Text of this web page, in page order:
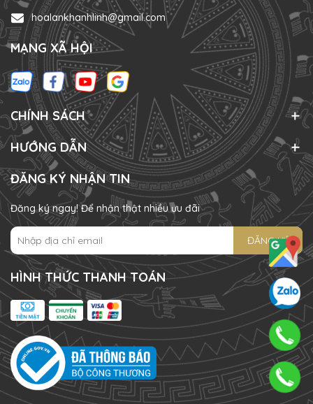
hoalankhanhlinh@gmail.com
MẠNG XÃ HỘI
CHÍNH SÁCH
HƯỚNG DẪN
ĐĂNG KÝ NHẬN TIN
Đăng ký ngay! Để nhận thật nhiều ưu đãi
ĐĂNG KÝ
HÌNH THỨC THANH TOÁN